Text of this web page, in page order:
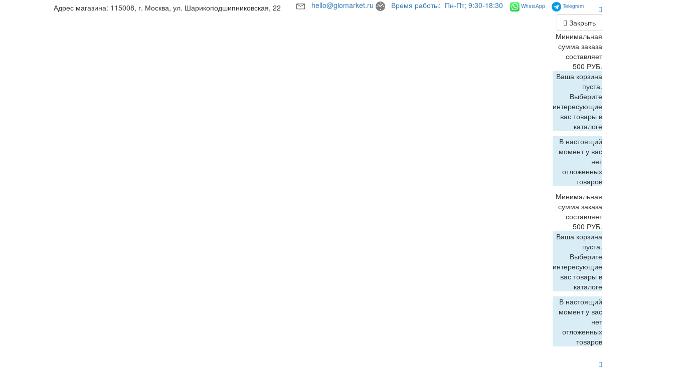
Адрес магазина: 115008, г. Москва, ул. Шарикоподшипниковская, 22 hello@giomarket.ru Время работы: Пн-Пт; 9:30-18:30 WhatsApp Telegram
Закрыть
Минимальная
сумма заказа
составляет
500 РУБ.
Ваша корзина
пуста.
Выберите
интересующие
вас товары в
каталоге
В настоящий
момент у вас
нет
отложенных
товаров
Минимальная
сумма заказа
составляет
500 РУБ.
Ваша корзина
пуста.
Выберите
интересующие
вас товары в
каталоге
В настоящий
момент у вас
нет
отложенных
товаров